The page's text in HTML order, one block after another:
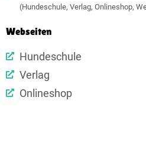
(Hundeschule, Verlag, Onlineshop,
Webseiten
Hundeschule
Verlag
Onlineshop